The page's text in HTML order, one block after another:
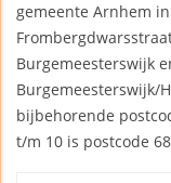
gemeente Arnhem
Burgemeesterswijk
Burgemeesterswijk/
bijbehorende
t/m 10 is postcode